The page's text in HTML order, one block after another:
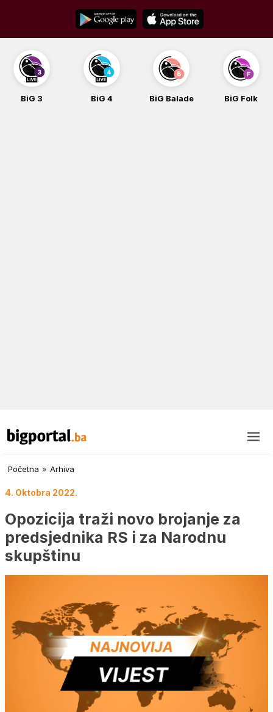
content
BiG 3 BiG 4 BiG Balade BiG Folk
Početna » Arhiva
4. Oktobra 2022.
Opozicija traži novo brojanje za
predsjednika RS i za Narodnu
skupštinu